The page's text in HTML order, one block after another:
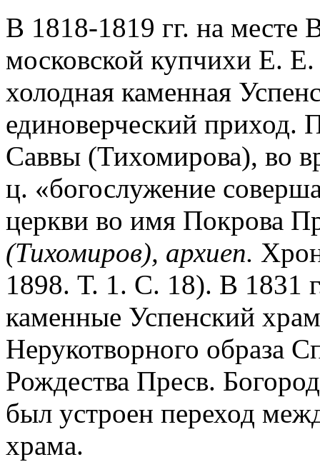
В 1818-1819 гг. на месте
московской купчихи Е.
холодная каменная
единоверческий приход.
Саввы (Тихомирова), во
ц. «богослужение
церкви во имя Покрова
(Тихомиров), архиеп.
1898. Т. 1. С. 18). В 1831
каменные Успенский
Нерукотворного образа
Рождества Пресв.
был устроен переход
храма.